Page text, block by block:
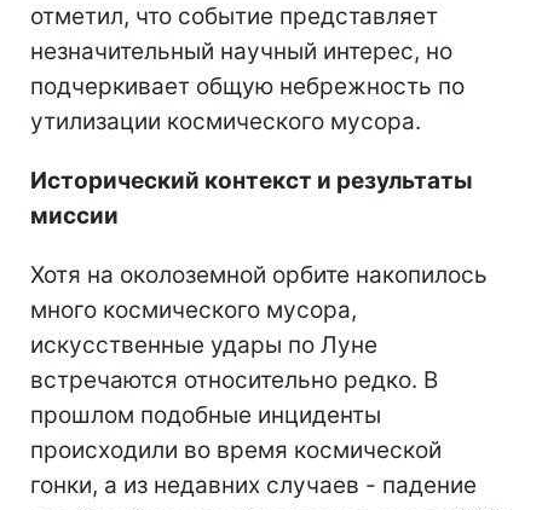
отметил, что событие представляет
незначительный научный интерес, но
подчеркивает общую небрежность по
утилизации космического мусора.
Исторический контекст и результаты
миссии
Хотя на околоземной орбите накопилось
много космического мусора,
искусственные удары по Луне
встречаются относительно редко. В
прошлом подобные инциденты
происходили во время космической
гонки, а из недавних случаев - падение